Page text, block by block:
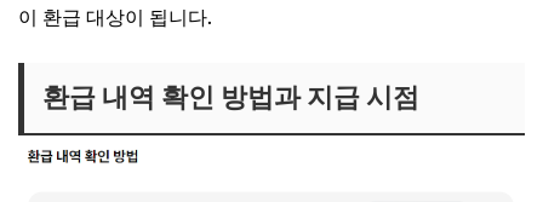
이 환급 대상이 됩니다.
환급 내역 확인 방법과 지급 시점